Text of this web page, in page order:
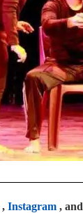
, Instagram , and